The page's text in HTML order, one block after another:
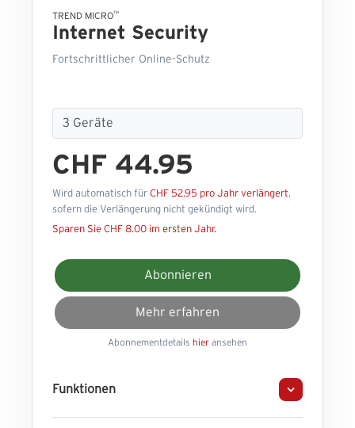
TREND MICRO™
Internet Security
Fortschrittlicher Online-Schutz
CHF 44.95
Wird automatisch für CHF 52.95 pro Jahr verlängert,
sofern die Verlängerung nicht gekündigt wird.
Sparen Sie CHF 8.00 im ersten Jahr.
Abonnieren
Mehr erfahren
Abonnementdetails hier ansehen
Funktionen